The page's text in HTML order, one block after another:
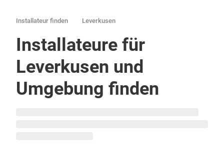
Installateur finden Leverkusen
Installateure für
Leverkusen und
Umgebung finden